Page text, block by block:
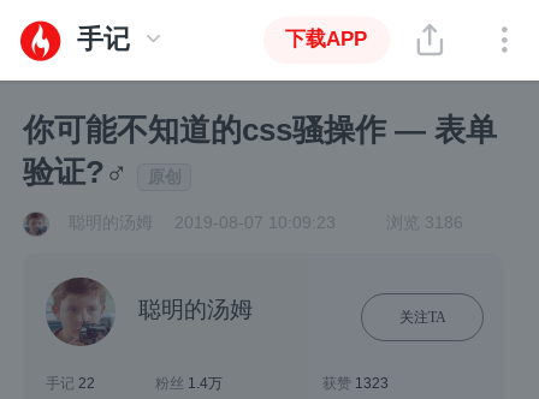
手记 下载APP
你可能不知道的css骚操作 — 表单
验证?‍♂️
原创
聪明的汤姆 2019-08-07 10:09:23 浏览 3186
聪明的汤姆 关注TA
手记22 粉丝 1.4万 获赞 1323